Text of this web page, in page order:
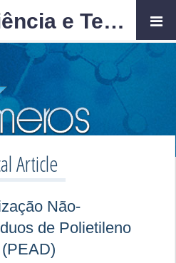
Article
Não-
de Polietileno
Polímeros: Ciência e Tecnologia